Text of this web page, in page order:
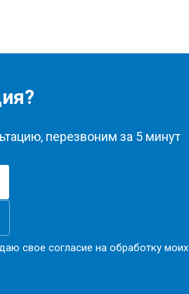
перезвоним за 5 минут
свое согласие на обработку моих